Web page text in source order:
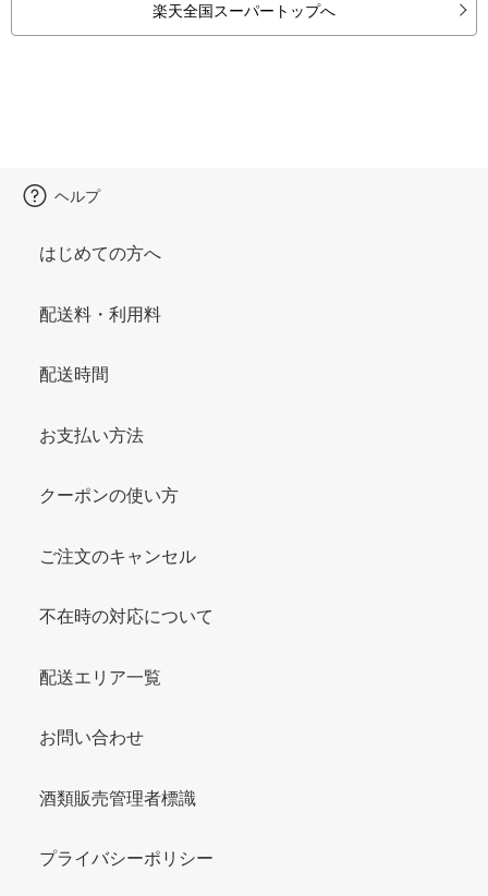
楽天全国スーパートップへ
ヘルプ
はじめての方へ
配送料・利用料
配送時間
お支払い方法
クーポンの使い方
ご注文のキャンセル
不在時の対応について
配送エリア一覧
お問い合わせ
酒類販売管理者標識
プライバシーポリシー